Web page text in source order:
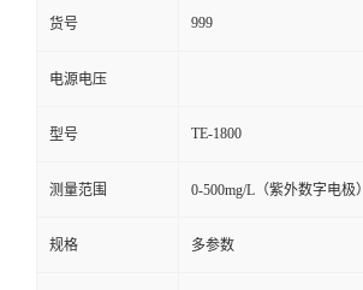
货号 999
电源电压
型号 TE-1800
测量范围 0-500mg/L（紫外数字电极）
规格 多参数